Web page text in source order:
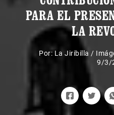
PARA EL
LA
Por:La Jiribilla /
9/3/